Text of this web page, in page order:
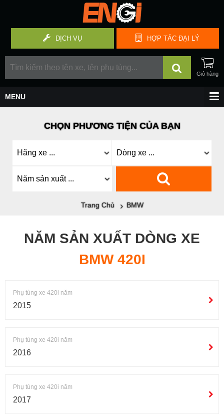
HỢP TÁC ĐẠI LÝ
DỊCH VỤ
CHỌN PHƯƠNG TIỆN CỦA BẠN
Trang Chủ BMW
NĂM SẢN XUẤT DÒNG XE
BMW 420I
Phụ tùng xe 420i năm
2015
Phụ tùng xe 420i năm
2016
Phụ tùng xe 420i năm
2017